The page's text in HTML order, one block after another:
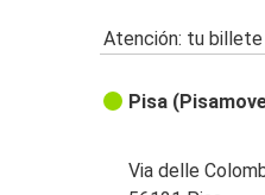
Atención: tu
Pisa
Via delle